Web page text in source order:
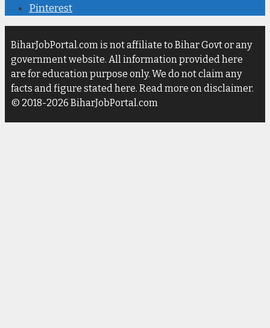
Pinterest
BiharJobPortal.com is not affiliate to Bihar Govt or any
government website. All information provided here
are for education purpose only. We do not claim any
facts and figure stated here. Read more on disclaimer.
© 2018-2026 BiharJobPortal.com